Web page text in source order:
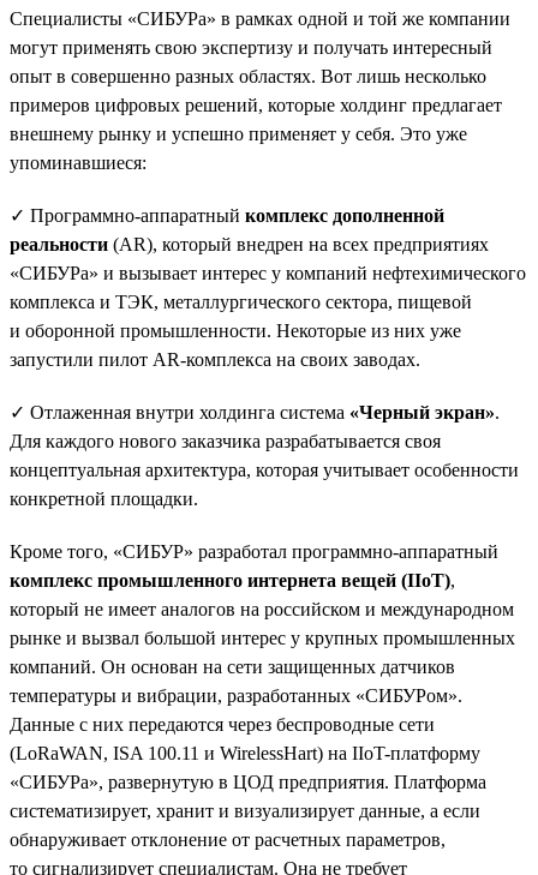
Специалисты «СИБУРа» в рамках одной и той же компании
могут применять свою экспертизу и получать интересный
опыт в совершенно разных областях. Вот лишь несколько
примеров цифровых решений, которые холдинг предлагает
внешнему рынку и успешно применяет у себя. Это уже
упоминавшиеся:
✓ Программно-аппаратный комплекс дополненной
реальности (AR), который внедрен на всех предприятиях
«СИБУРа» и вызывает интерес у компаний нефтехимического
комплекса и ТЭК, металлургического сектора, пищевой
и оборонной промышленности. Некоторые из них уже
запустили пилот AR-комплекса на своих заводах.
✓ Отлаженная внутри холдинга система «Черный экран».
Для каждого нового заказчика разрабатывается своя
концептуальная архитектура, которая учитывает особенности
конкретной площадки.
Кроме того, «СИБУР» разработал программно-аппаратный
комплекс промышленного интернета вещей (IIoT),
который не имеет аналогов на российском и международном
рынке и вызвал большой интерес у крупных промышленных
компаний. Он основан на сети защищенных датчиков
температуры и вибрации, разработанных «СИБУРом».
Данные с них передаются через беспроводные сети
(LoRaWAN, ISA 100.11 и WirelessHart) на IIoT-платформу
«СИБУРа», развернутую в ЦОД предприятия. Платформа
систематизирует, хранит и визуализирует данные, а если
обнаруживает отклонение от расчетных параметров,
то сигнализирует специалистам. Она не требует